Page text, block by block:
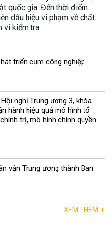
quốc gia. Đến thời điểm
dấu hiệu vi phạm về chất
vi kiểm tra.
triển cụm công nghiệp
nghị Trung ương 3, khóa
hành hiệu quả mô hình tổ
trị, mô hình chính quyền
vận Trung ương thành Ban
XEM THÊM +